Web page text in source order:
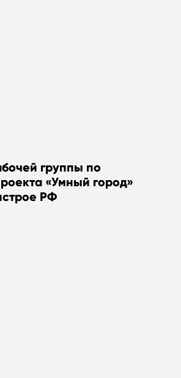
группы по
«Умный город»
РФ